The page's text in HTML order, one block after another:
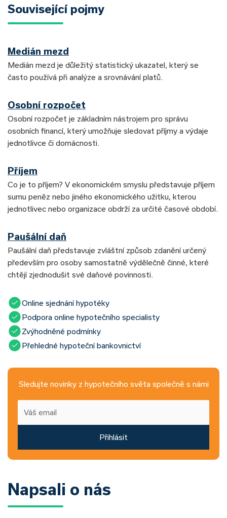
Související pojmy
Medián mezd
Medián mezd je důležitý statistický ukazatel, který se
často používá při analýze a srovnávání platů.
Osobní rozpočet
Osobní rozpočet je základním nástrojem pro správu
osobních financí, který umožňuje sledovat příjmy a výdaje
jednotlivce či domácnosti.
Příjem
Co je to příjem? V ekonomickém smyslu představuje příjem
sumu peněz nebo jiného ekonomického užitku, kterou
jednotlivec nebo organizace obdrží za určité časové období.
Paušální daň
Paušální daň představuje zvláštní způsob zdanění určený
především pro osoby samostatně výdělečně činné, které
chtějí zjednodušit své daňové povinnosti.
Online sjednání hypotéky
Podpora online hypotečního specialisty
Zvýhodněné podmínky
Přehledné hypoteční bankovnictví
Sledujte novinky z hypotečního světa společně s námi
Přihlásit
Napsali o nás